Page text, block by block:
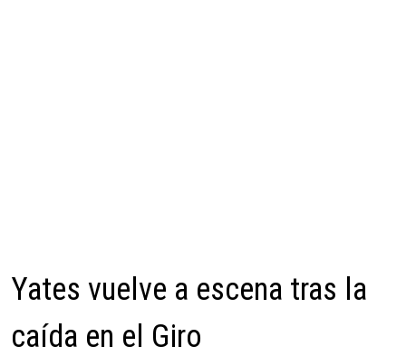
Yates vuelve a escena tras la
caída en el Giro